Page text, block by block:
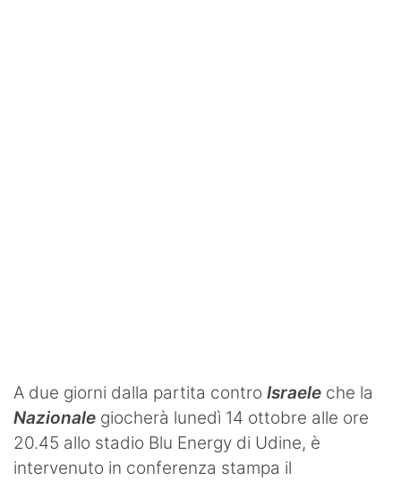
A due giorni dalla partita contro Israele che la
Nazionale giocherà lunedì 14 ottobre alle ore
20.45 allo stadio Blu Energy di Udine, è
intervenuto in conferenza stampa il